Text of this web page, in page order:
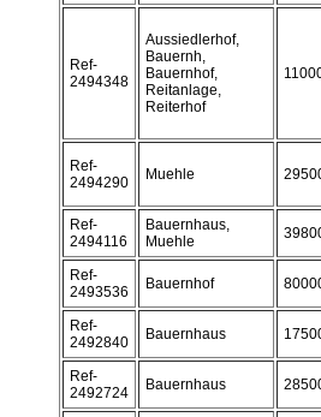
Ref-
2494348
Aussiedlerhof,
Bauernh,
Bauernhof,
Reitanlage,
Reiterhof
Ref-
2494290
Muehle
Ref-
2494116
Bauernhaus,
Muehle
Ref-
2493536
Bauernhof
Ref-
2492840
Bauernhaus
Ref-
2492724
Bauernhaus